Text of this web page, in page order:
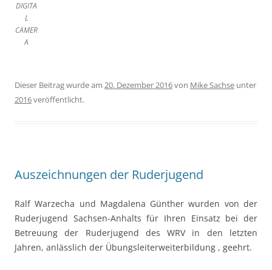
DIGITA
L
CAMER
A
Dieser Beitrag wurde am 20. Dezember 2016von Mike Sachse unter
2016veröffentlicht.
Auszeichnungen der Ruderjugend
Ralf Warzecha und Magdalena Günther wurden von der
Ruderjugend Sachsen-Anhalts für Ihren Einsatz bei der
Betreuung der Ruderjugend des WRV in den letzten
Jahren, anlässlich der Übungsleiterweiterbildung , geehrt.